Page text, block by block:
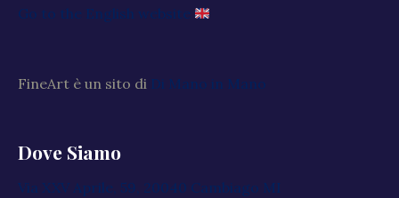
Go to the English website
FineArt è un sito di Di Mano in Mano
Dove Siamo
Via XXV Aprile, 59, 20040 Cambiago MI